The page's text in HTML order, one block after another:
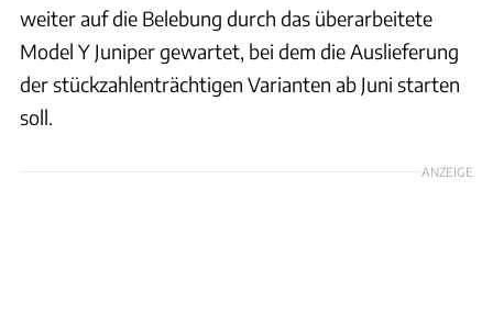
weiter auf die Belebung durch das überarbeitete
Model Y Juniper gewartet, bei dem die Auslieferung
der stückzahlenträchtigen Varianten ab Juni starten
soll.
ANZEIGE